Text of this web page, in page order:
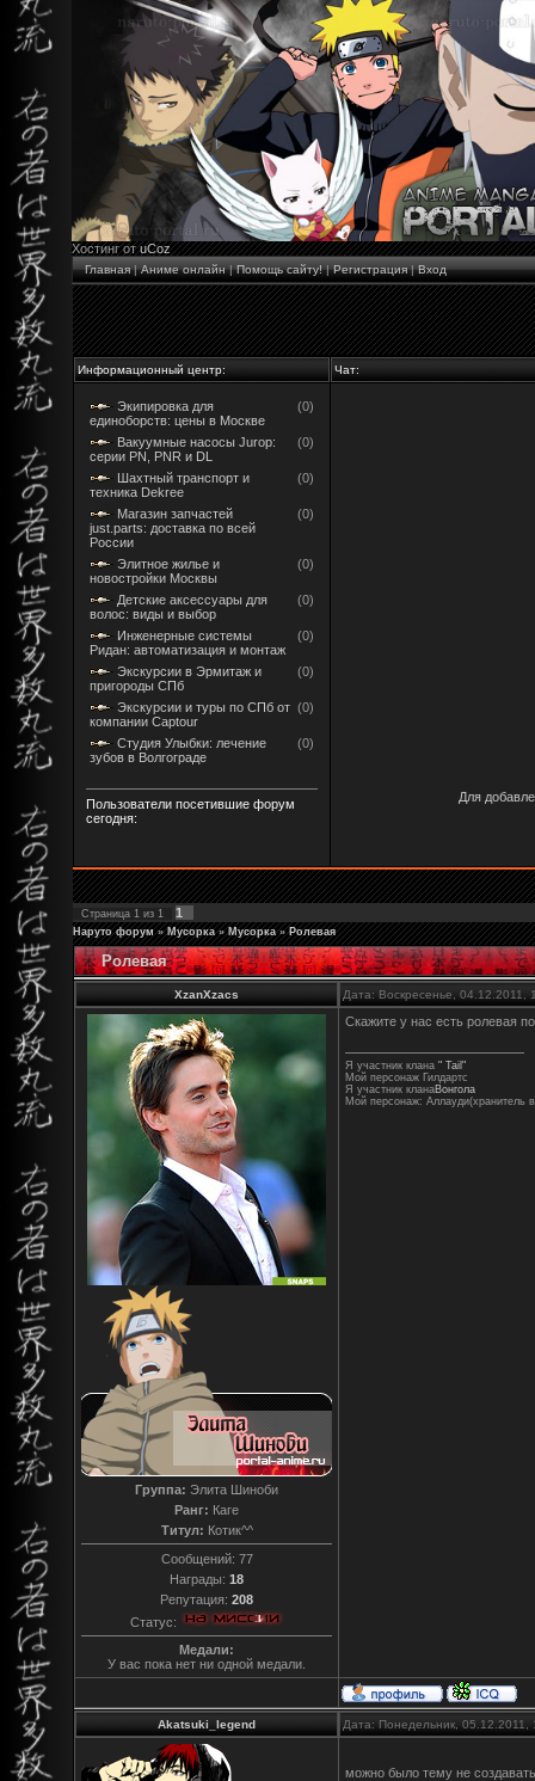
Хостинг отuCoz
Главная|Аниме онлайн|Помощь сайту!|Регистрация|Вход
Информационный центр: Чат:
Экипировка для
единоборств: цены в Москве
(0)
Вакуумные насосы Jurop:
серии PN, PNR и DL
(0)
Шахтный транспорт и
техника Dekree
(0)
Магазин запчастей
just.parts: доставка по всей
России
(0)
Элитное жилье и
новостройки Москвы
(0)
Детские аксессуары для
волос: виды и выбор
(0)
Инженерные системы
Ридан: автоматизация и монтаж
(0)
Экскурсии в Эрмитаж и
пригороды СПб
(0)
Экскурсии и туры по СПб от
компании Captour
(0)
Студия Улыбки: лечение
зубов в Волгограде
(0)
Пользователи посетившие форум
сегодня:
Для
Страница 1 из 1 1
Наруто форум » Мусорка » Мусорка » Ролевая
Ролевая
XzanXzacs Дата: Воскресенье,
Группа: Элита Шиноби
Ранг: Каге
Титул: Котик^^
Сообщений: 77
Награды: 18
Репутация: 208
Статус:
Медали:
У вас пока нет ни одной медали.
Скажите у нас есть ролевая
Я участник клана " Tail"
Мой персонаж Гилдартс
Я участник кланаВонгола
Мой персонаж: Аллауди(хранитель
Akatsuki_legend Дата: Понедельник,
можно было тему не